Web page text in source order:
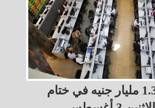
البورصة تربح 1.3 مليار جنيه في ختام